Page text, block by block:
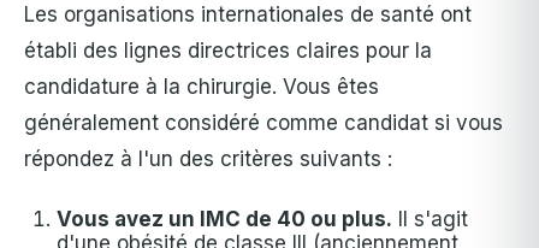
Les organisations internationales de santé ont
établi des lignes directrices claires pour la
candidature à la chirurgie. Vous êtes
généralement considéré comme candidat si vous
répondez à l'un des critères suivants :
Vous avez un IMC de 40 ou plus. Il s'agit